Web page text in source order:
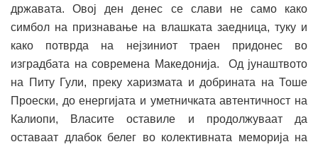
државата. Овој ден денес се слави не само како
симбол на признавање на влашката заедница, туку и
како потврда на нејзиниот траен придонес во
изградбата на современа Македонија. Од јунаштвото
на Питу Гули, преку харизмата и добрината на Тоше
Проески, до енергијата и уметничката автентичност на
Калиопи, Власите оставиле и продолжуваат да
оставаат длабок белег во колективната меморија на